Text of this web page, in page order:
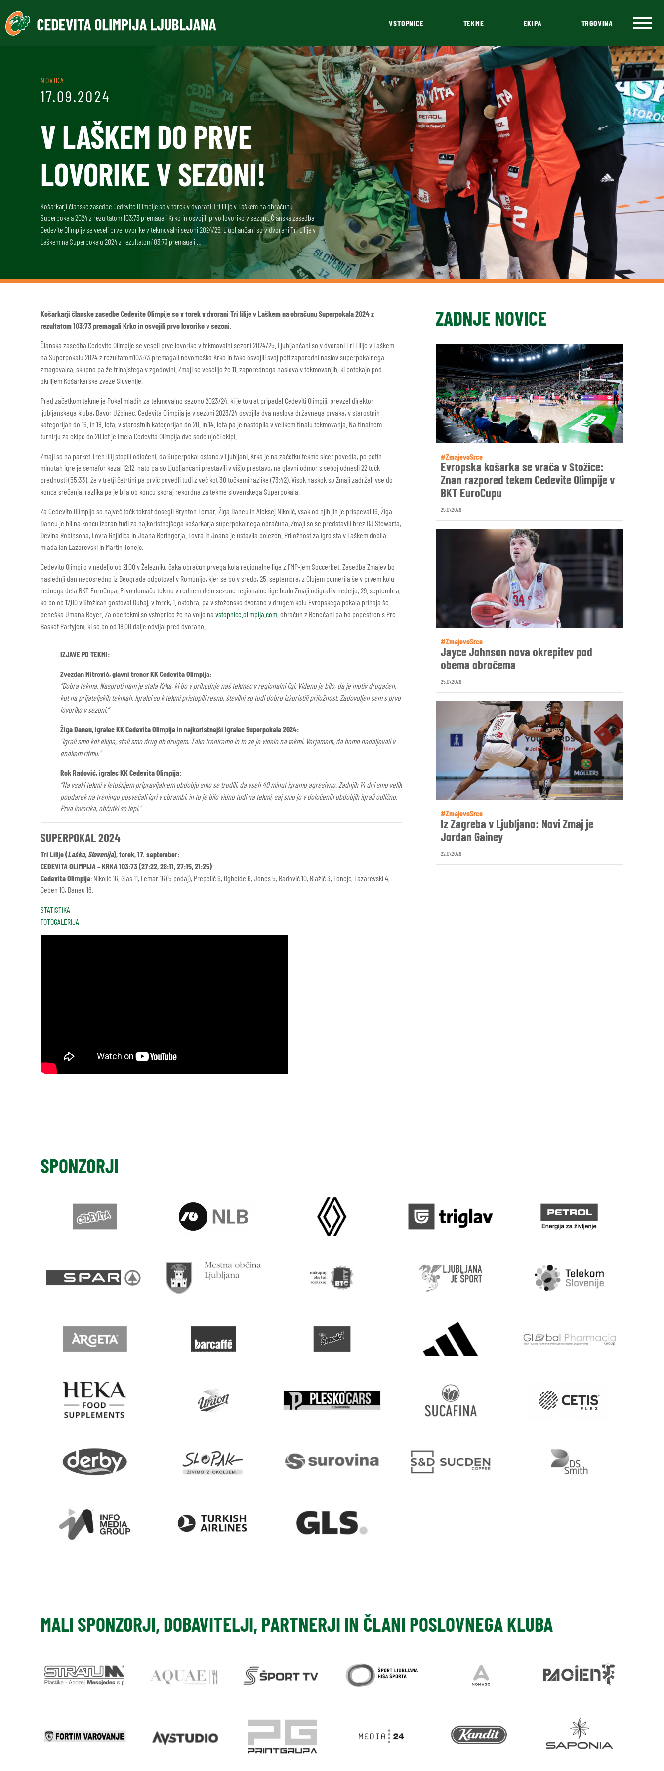
VSTOPNICE TEKME EKIPA TRGOVINA
NOVICA
17.09.2024
V LAŠKEM DO PRVE
LOVORIKE V SEZONI!
Košarkarji članske zasedbe Cedevite Olimpije so v torek v dvorani Tri lilije v Laškem na obračunu
Superpokala 2024 z rezultatom 103:73 premagali Krko in osvojili prvo lovoriko v sezoni. Članska zasedba
Cedevite Olimpije se veseli prve lovorike v tekmovalni sezoni 2024/25. Ljubljančani so v dvorani Tri Lilije v
Laškem na Superpokalu 2024 z rezultatom103:73 premagali …
Košarkarji članske zasedbe Cedevite Olimpije so v torek v dvorani Tri lilije v Laškem na obračunu Superpokala 2024 z
rezultatom 103:73 premagali Krko in osvojili prvo lovoriko v sezoni.
Članska zasedba Cedevite Olimpije se veseli prve lovorike v tekmovalni sezoni 2024/25. Ljubljančani so v dvorani Tri Lilije v Laškem
na Superpokalu 2024 z rezultatom103:73 premagali novomeško Krko in tako osvojili svoj peti zaporedni naslov superpokalnega
zmagovalca, skupno pa že trinajstega v zgodovini. Zmaji se veselijo že 11. zaporednega naslova v tekmovanjih, ki potekajo pod
okriljem Košarkarske zveze Slovenije.
Pred začetkom tekme je Pokal mladih za tekmovalno sezono 2023/24, ki je tokrat pripadel Cedeviti Olimpiji, prevzel direktor
ljubljanskega kluba, Davor Užbinec. Cedevita Olimpija je v sezoni 2023/24 osvojila dva naslova državnega prvaka, v starostnih
kategorijah do 16. in 18. leta, v starostnih kategorijah do 20. in 14. leta pa je nastopila v velikem finalu tekmovanja. Na finalnem
turnirju za ekipe do 20 let je imela Cedevita Olimpija dve sodelujoči ekipi.
Zmaji so na parket Treh lilij stopili odločeni, da Superpokal ostane v Ljubljani. Krka je na začetku tekme sicer povedla, po petih
minutah igre je semafor kazal 12:12, nato pa so Ljubljančani prestavili v višjo prestavo, na glavni odmor s seboj odnesli 22 točk
prednosti (55:33), že v tretji četrtini pa prvič povedli tudi z več kot 30 točkami razlike (73:42). Visok naskok so Zmaji zadržali vse do
konca srečanja, razlika pa je bila ob koncu skoraj rekordna za tekme slovenskega Superpokala.
Za Cedevito Olimpijo so največ točk tokrat dosegli Brynton Lemar, Žiga Daneu in Aleksej Nikolić, vsak od njih jih je prispeval 16. Žiga
Daneu je bil na koncu izbran tudi za najkoristnejšega košarkarja superpokalnega obračuna. Zmaji so se predstavili brez DJ Stewarta,
Devina Robinsona, Lovra Gnjidića in Joana Beringerja. Lovra in Joana je ustavila bolezen. Priložnost za igro sta v Laškem dobila
mlada Ian Lazarevski in Martin Tonejc.
Cedevito Olimpijo v nedeljo ob 21.00 v Železniku čaka obračun prvega kola regionalne lige z FMP-jem Soccerbet. Zasedba Zmajev bo
naslednji dan neposredno iz Beograda odpotoval v Romunijo, kjer se bo v sredo, 25. septembra, z Clujem pomerila še v prvem kolu
rednega dela BKT EuroCupa. Prvo domačo tekmo v rednem delu sezone regionalne lige bodo Zmaji odigrali v nedeljo, 29. septembra,
ko bo ob 17.00 v Stožicah gostoval Dubaj, v torek, 1. oktobra, pa v stožensko dvorano v drugem kolu Evropskega pokala prihaja še
beneška Umana Reyer. Za obe tekmi so vstopnice že na voljo na vstopnice.olimpija.com, obračun z Benečani pa bo popestren s Pre-
Basket Partyjem, ki se bo od 18.00 dalje odvijal pred dvorano.
IZJAVE PO TEKMI:
Zvezdan Mitrović, glavni trener KK Cedevita Olimpija:
“Dobra tekma. Nasproti nam je stala Krka, ki bo v prihodnje naš tekmec v regionalni ligi. Videno je bilo, da je motiv drugačen,
kot na prijateljskih tekmah. Igralci so k tekmi pristopili resno, številni so tudi dobro izkoristili priložnost. Zadovoljen sem s prvo
lovoriko v sezoni.”
Žiga Daneu, igralec KK Cedevita Olimpija in najkoristnejši igralec Superpokala 2024:
“Igrali smo kot ekipa, stali smo drug ob drugem. Tako treniramo in to se je videlo na tekmi. Verjamem, da bomo nadaljevali v
enakem ritmu.”
Rok Radović, igralec KK Cedevita Olimpija:
“Na vsaki tekmi v letošnjem pripravljalnem obdobju smo se trudili, da vseh 40 minut igramo agresivno. Zadnjih 14 dni smo velik
poudarek na treningu posvečali igri v obrambi, in to je bilo vidno tudi na tekmi, saj smo jo v določenih obdobjih igrali odlično.
Prva lovorika, občutki so lepi.”
SUPERPOKAL 2024
Tri Lilije (Laško, Slovenija), torek, 17. september:
CEDEVITA OLIMPIJA – KRKA 103:73 (27:22, 28:11, 27:15, 21:25)
Cedevita Olimpija: Nikolić 16, Glas 11, Lemar 16 (5 podaj), Prepelič 6, Ogbeide 6, Jones 5, Radović 10, Blažič 3, Tonejc, Lazarevski 4,
Geben 10, Daneu 16.
STATISTIKA
FOTOGALERIJA
ZADNJE NOVICE
#ZmajevoSrce
Evropska košarka se vrača v Stožice:
Znan razpored tekem Cedevite Olimpije v
BKT EuroCupu
29.07.2026
#ZmajevoSrce
Jayce Johnson nova okrepitev pod
obema obročema
25.07.2026
#ZmajevoSrce
Iz Zagreba v Ljubljano: Novi Zmaj je
Jordan Gainey
22.07.2026
SPONZORJI
MALI SPONZORJI, DOBAVITELJI, PARTNERJI IN ČLANI POSLOVNEGA KLUBA